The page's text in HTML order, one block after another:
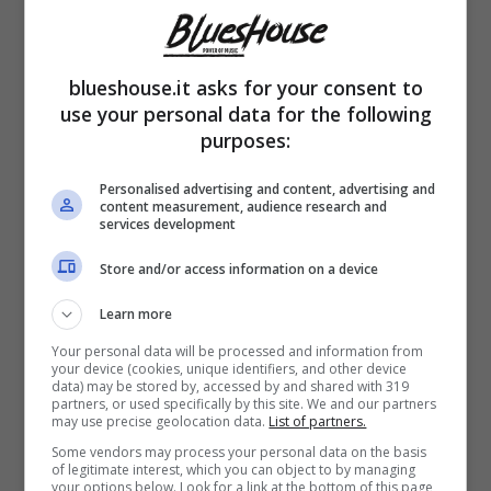
Nel giorno in cui si celebra la ricorrenza di
Pasquetta, numerose sono state le
Instagram stories postate da Sonia
Bruganelli. Una, ciò nonostante, ha finito per
calamitare le attenzioni del pubblico più di
tutte le altre.
Si tratta, nella fattispecie, di unafrase di
blueshouse.it asks for your consent to
use your personal data for the following
purposes:
Personalised advertising and content, advertising and
content measurement, audience research and
services development
Store and/or access information on a device
Learn more
Your personal data will be processed and information from
your device (cookies, unique identifiers, and other device
data) may be stored by, accessed by and shared with 319
partners, or used specifically by this site. We and our partners
may use precise geolocation data. List of partners.
Some vendors may process your personal data on the basis
of legitimate interest, which you can object to by managing
your options below. Look for a link at the bottom of this page